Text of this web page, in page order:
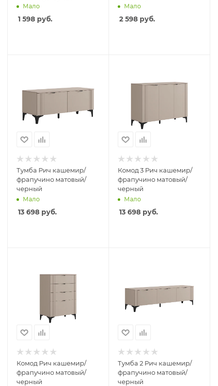
Мало
1 598 руб.
Мало
2 598 руб.
Тумба Рич кашемир/
фрапучино матовый/
черный
Мало
13 698 руб.
Комод 3 Рич кашемир/
фрапучино матовый/
черный
Мало
13 698 руб.
Комод Рич кашемир/
фрапучино матовый/
черный
Тумба 2 Рич кашемир/
фрапучино матовый/
черный